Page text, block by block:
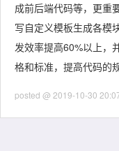
成前后端代码等，更重
写自定义模板生成各模
发效率提高60%以上，
格和标准，提高代码的
posted @ 2019-10-30